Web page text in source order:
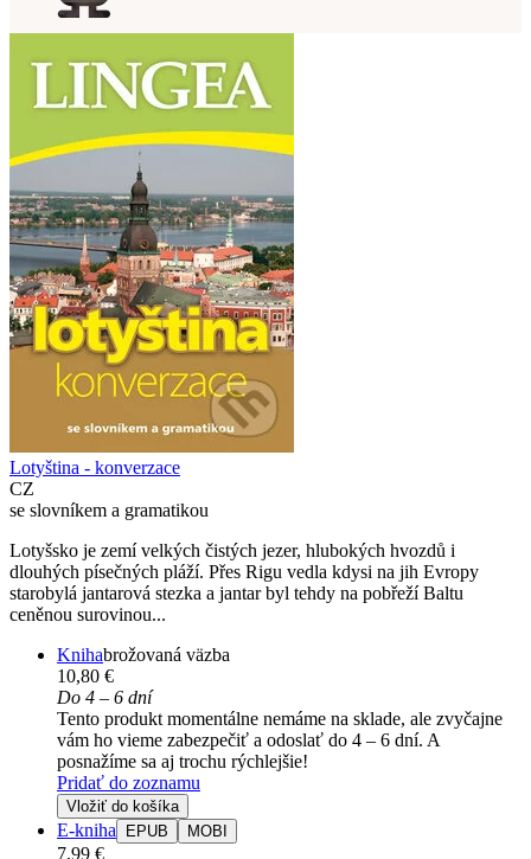
Lotyština - konverzace
CZ
se slovníkem a gramatikou
Lotyšsko je zemí velkých čistých jezer, hlubokých hvozdů i
dlouhých písečných pláží. Přes Rigu vedla kdysi na jih Evropy
starobylá jantarová stezka a jantar byl tehdy na pobřeží Baltu
ceněnou surovinou...
Knihabrožovaná väzba
10,80 €
Do 4 – 6 dní
Tento produkt momentálne nemáme na sklade, ale zvyčajne
vám ho vieme zabezpečiť a odoslať do 4 – 6 dní. A
posnažíme sa aj trochu rýchlejšie!
Pridať do zoznamu
Vložiť do košíka
E-kniha EPUB MOBI
7,99 €